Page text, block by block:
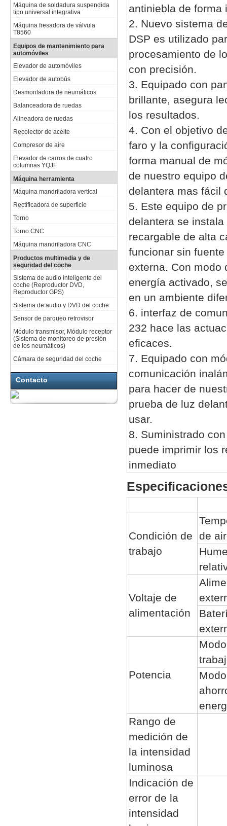
Máquina de soldadura suspendida
tipo universal integrativa
Máquina fresadora de válvula
T8560
Equipos de mantenimiento para
automóviles
Elevador de automóviles
Elevador de autobús
Desmontadora de neumáticos
Balanceadora de ruedas
Alineadora de ruedas
Recolector de aceite
Compresor de aire
Elevador de carros de cuatro
columnas YQJF
Máquina herramienta
Máquina mandriladora vertical
Rectificadora de superficie
Torno
Torno CNC
Máquina mandriladora CNC
Productos multimedia y de
seguridad del coche
Sistema de audio inteligente del
coche (Reproductor DVD,
Reproductor GPS)
Sistema de audio y DVD del coche
Sensor de parqueo retrovisor
Módulo transmisor, Módulo receptor
(Sistema de monitoreo de presión
de los neumáticos)
Cámara de seguridad del coche
Contacto
antiniebla de forma
2. Nuevo sistema
DSP es utilizado
procesamiento de
con precisión.
3. Equipado con
brillante, asegura
los resultados.
4. Con el objetivo
faro y la
forma manual de
de nuestro equipo
delantera mas fácil
5. Este equipo de
delantera se
recargable de alta
funcionar sin
externa. Con modo
energía activado,
en un ambiente
6. interfaz de
232 hace las
eficaces.
7. Equipado con
comunicación
para hacer de
prueba de luz
usar.
8. Suministrado
puede imprimir los
inmediato
Condición de
trabajo
de
Voltaje de
alimentación
Potencia
Rango de
medición de
la intensidad
luminosa
Indicación de
error de la
intensidad